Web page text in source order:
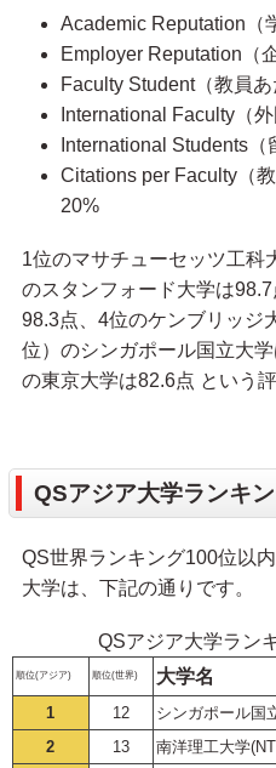
Academic Reputation（
Employer Reputation（
Faculty Student（教員
International Faculty（
International Students
Citations per Faculty（
20%
1位のマサチューセッツ工科
のスタンフォード大学は
98.3点、4位のケンブリッジ
位）のシンガポール国立大
の東京大学は82.6点 という
QSアジア大学ランキ
QS世界ランキング100位以
大学は、下記の通りです。
QSアジア大学ラン
順位(アジア) 順位(世界) 大学名
1 12 シンガポール国
2
13 南洋理工大学